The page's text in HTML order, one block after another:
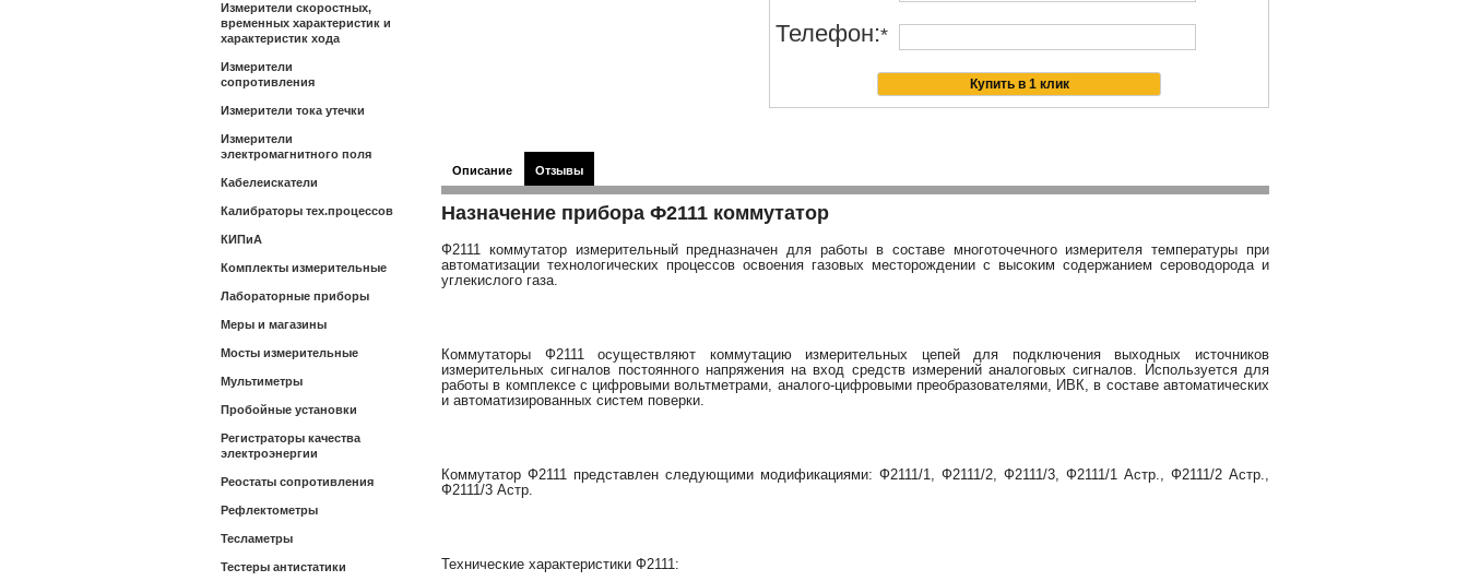
Измерители скоростных,
временных характеристик и
характеристик хода
Измерители
сопротивления
Измерители тока утечки
Измерители
электромагнитного поля
Кабелеискатели
Калибраторы тех.процессов
КИПиА
Комплекты измерительные
Лабораторные приборы
Меры и магазины
Мосты измерительные
Мультиметры
Пробойные установки
Регистраторы качества
электроэнергии
Реостаты сопротивления
Рефлектометры
Тесламетры
Тестеры антистатики
Телефон:*
Описание Отзывы
Назначение прибора Ф2111 коммутатор
Ф2111 коммутатор измерительный предназначен для работы в составе многоточечного измерителя температуры при
автоматизации технологических процессов освоения газовых месторождении с высоким содержанием сероводорода и
углекислого газа.
Коммутаторы Ф2111 осуществляют коммутацию измерительных цепей для подключения выходных источников
измерительных сигналов постоянного напряжения на вход средств измерений аналоговых сигналов. Используется для
работы в комплексе с цифровыми вольтметрами, аналого-цифровыми преобразователями, ИВК, в составе автоматических
и автоматизированных систем поверки.
Коммутатор Ф2111 представлен следующими модификациями: Ф2111/1, Ф2111/2, Ф2111/3, Ф2111/1 Астр., Ф2111/2 Астр.,
Ф2111/3 Астр.
Технические характеристики Ф2111: